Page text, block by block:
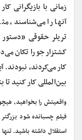
زمانی با بازیگرانی
آنها را می‌شناسند،
تریلر حقوقی
کشتزار جو را تکان
کار می‌کردند، نبودند.
بین‌المللی کار کنید تا
واقعیتش را بخواهید،
فیلم چسبانده شود
استقلال داشته باشید.